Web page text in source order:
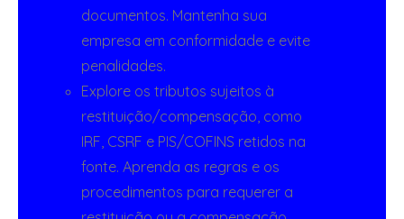
documentos. Mantenha sua
empresa em conformidade e evite
penalidades.
Explore os tributos sujeitos à
restituição/compensação, como
IRF, CSRF e PIS/COFINS retidos na
fonte. Aprenda as regras e os
procedimentos para requerer a